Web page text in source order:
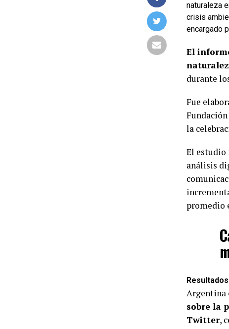
naturaleza
crisis
encargado
El
durante
Fue
la
El estudio
análisis
promedio
Argentina
sobre la
Twitter,